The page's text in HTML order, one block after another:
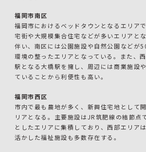
福岡市南区
福岡市におけるベッドタウンとなるエリア
宅街や大規模集合住宅などが多いエリアと
伴い、南区には公園施設や自然公園などが
環境の整ったエリアとなっている。また、
駅となる大橋駅を擁し、周辺には商業施設
ていることから利便性も高い。
福岡市西区
市内で最も農地が多く、新興住宅地として
リアとなる。主要施設はJR筑肥線の結節点
としたエリアに集積しており、西部エリア
活かした福祉施設も多数存在する。